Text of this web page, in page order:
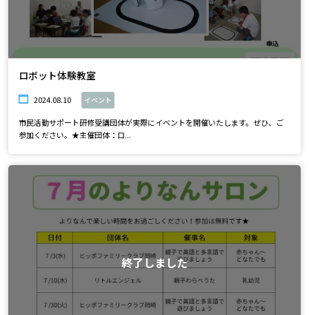
ロボット体験教室
2024.08.10 イベント
市民活動サポート研修受講団体が実際にイベントを開催いたします。ぜひ、ご
参加ください。★主催団体：ロ...
終了しました